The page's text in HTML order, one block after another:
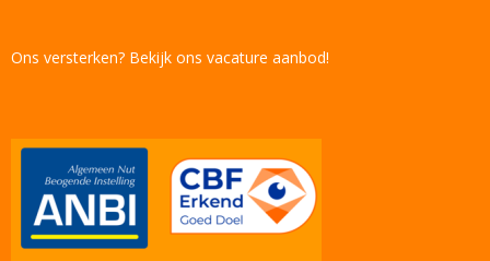
Ons versterken? Bekijk ons vacature aanbod!